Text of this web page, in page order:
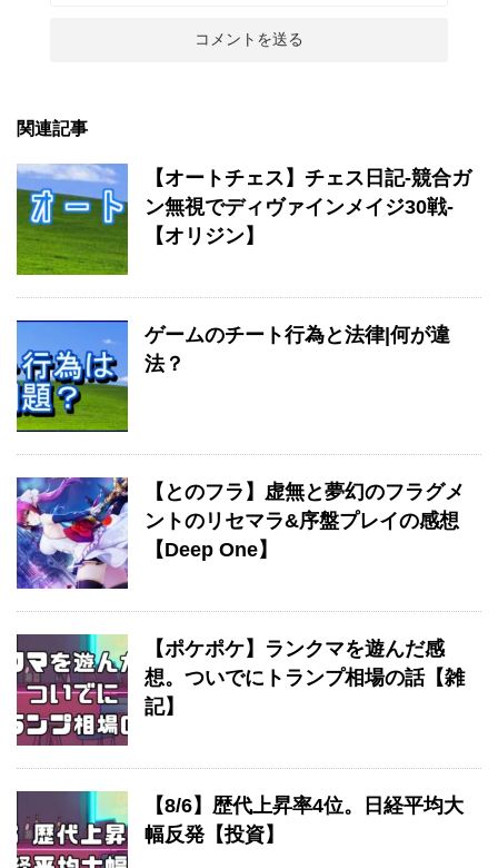
関連記事
【オートチェス】チェス日記-競合ガ
ン無視でディヴァインメイジ30戦-
【オリジン】
ゲームのチート行為と法律|何が違
法？
【とのフラ】虚無と夢幻のフラグメ
ントのリセマラ&序盤プレイの感想
【Deep One】
【ポケポケ】ランクマを遊んだ感
想。ついでにトランプ相場の話【雑
記】
【8/6】歴代上昇率4位。日経平均大
幅反発【投資】